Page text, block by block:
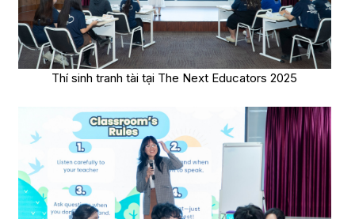
Thí sinh tranh tài tại The Next Educators 2025